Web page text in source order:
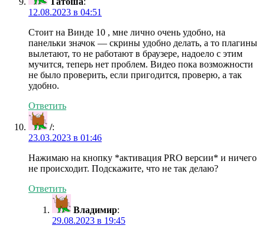
12.08.2023 в 04:51
Стоит на Винде 10 , мне лично очень удобно, на
панельки значок — скрины удобно делать, а то плагины
вылетают, то не работают в браузере, надоело с этим
мучится, теперь нет проблем. Видео пока возможности
не было проверить, если пригодится, проверю, а так
удобно.
Ответить
/:
23.03.2023 в 01:46
Нажимаю на кнопку *активация PRO версии* и ничего
не происходит. Подскажите, что не так делаю?
Ответить
Владимир:
29.08.2023 в 19:45